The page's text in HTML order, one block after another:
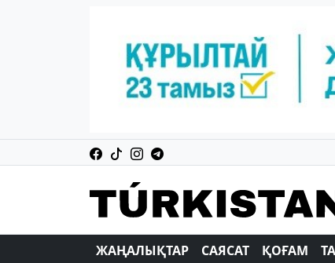
ЖАҢАЛЫҚТАР САЯСАТ ҚОҒАМ